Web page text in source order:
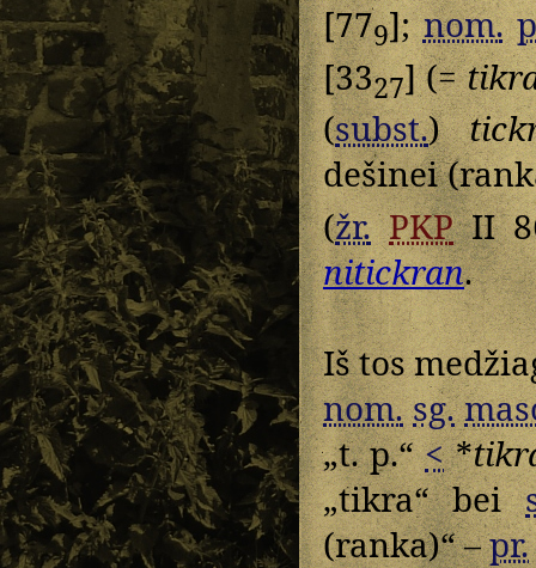
[779];nom.
[3327] (=
(subst.)
dešinei
(žr. PKPII
nitickran.
Iš tos
nom. sg.
„t. p.“<*
„tikra“ bei
(ranka)“ –pr.